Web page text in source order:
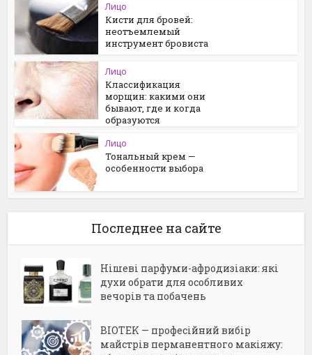
Лицо
Кисти для бровей:
неотъемлемый
инструмент бровиста
Лицо
Классификация
морщин: какими они
бывают, где и когда
образуются
Лицо
Тональный крем —
особенности выбора
Последнее на сайте
Нішеві парфуми-афродизіаки: які
духи обрати для особливих
вечорів та побачень
BIOTEK — професійний вибір
майстрів перманентного макіяжу: